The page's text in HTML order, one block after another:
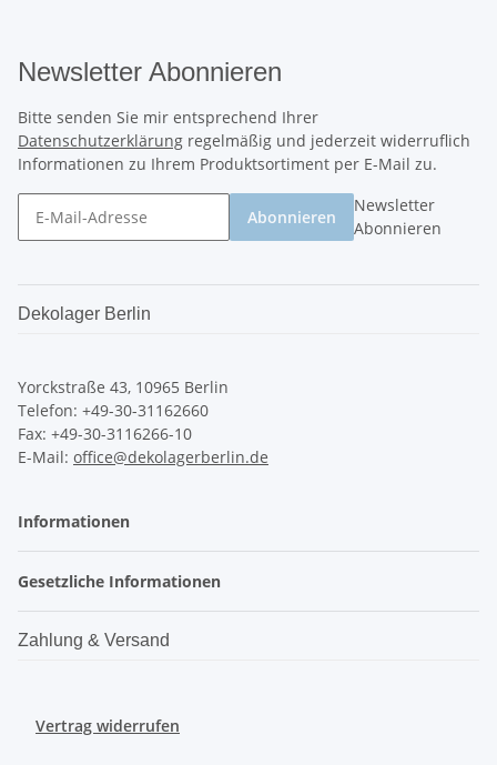
Newsletter Abonnieren
Bitte senden Sie mir entsprechend Ihrer
Datenschutzerklärung regelmäßig und jederzeit widerruflich
Informationen zu Ihrem Produktsortiment per E-Mail zu.
Abonnieren
Newsletter
Abonnieren
Dekolager Berlin
Yorckstraße 43, 10965 Berlin
Telefon: +49-30-31162660
Fax: +49-30-3116266-10
E-Mail: office@dekolagerberlin.de
Informationen
Gesetzliche Informationen
Zahlung & Versand
Vertrag widerrufen